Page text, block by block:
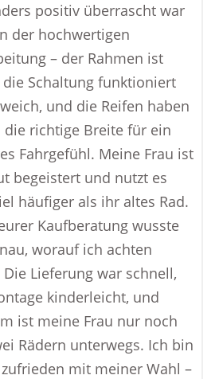
positiv überrascht war
der hochwertigen
– der Rahmen ist
die Schaltung funktioniert
und die Reifen haben
die richtige Breite für ein
Fahrgefühl. Meine Frau ist
begeistert und nutzt es
häufiger als ihr altes Rad.
Kaufberatung wusste
worauf ich achten
Die Lieferung war schnell,
kinderleicht, und
ist meine Frau nur noch
Rädern unterwegs. Ich bin
mit meiner Wahl –